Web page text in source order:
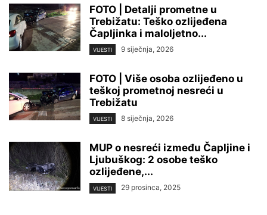
FOTO | Detalji prometne u
Trebižatu: Teško ozlijeđena
Čapljinka i maloljetno...
VIJESTI 9 siječnja, 2026
FOTO | Više osoba ozlijeđeno u
teškoj prometnoj nesreći u
Trebižatu
VIJESTI 8 siječnja, 2026
MUP o nesreći između Čapljine i
Ljubuškog: 2 osobe teško
ozlijeđene,...
VIJESTI 29 prosinca, 2025